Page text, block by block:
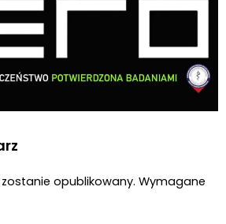
opublikowany. Wymagane